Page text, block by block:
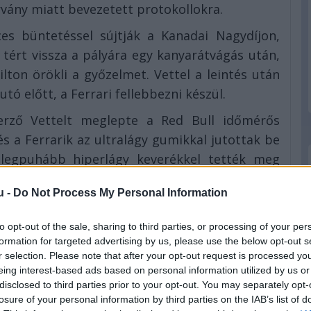
- Do Not Process My Personal Information
opt-out of the sale, sharing to third parties, or processing of your
for targeted advertising by us, please use the below opt-out
selection. Please note that after your opt-out request is processed
interest-based ads based on personal information utilized by us
to third parties prior to your opt-out. You may separately
of your personal information by third parties on the IAB’s list of
miatt bevezetett protokollokra.
büntetéssel sújtják a Kanadai Nagydíjon,
vissza a pályára egy kanyarátvágás után,
örökli a győzelmet. Vettel a leintés után
előtt, a Ferrari fellebbezni készül.
Vettelt meglepte a Red Bull időmérős
a Ferrarik az ultralágy gumikkal jutottak be
hiperlágy keverékkel tették meg
közös programot indít, amelynek keretében
az autók még közelebb kerülhessenek
„előzési munkacsoportnak” nevezni a
a fő cél.